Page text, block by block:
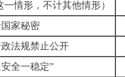
情形，不计其他情形）
家秘密
法规禁止公开
全一稳定”